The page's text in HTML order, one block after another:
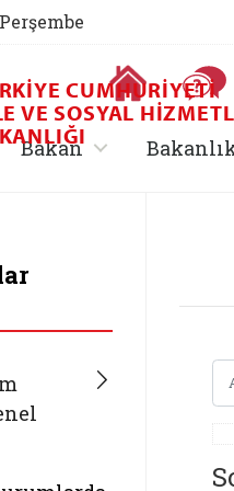
Ana Sayfa
CUMHURIYETI
VE SOSYAL
Bakan, alt menü